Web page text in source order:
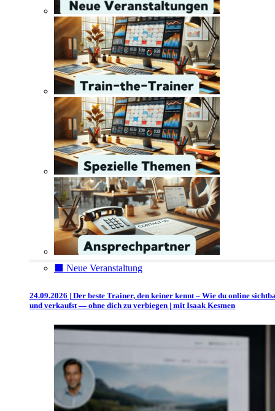
⬛️ Neue Veranstaltung
24.09.2026 | Der beste Trainer, den keiner kennt – Wie du online
und verkaufst — ohne dich zu verbiegen | mit Isaak Kesmen